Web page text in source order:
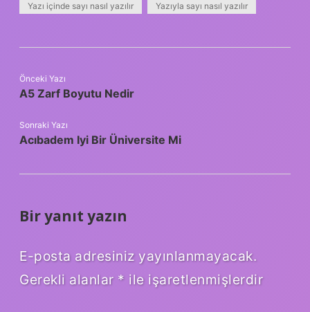
Yazı içinde sayı nasıl yazılır Yazıyla sayı nasıl yazılır
Önceki Yazı
A5 Zarf Boyutu Nedir
Sonraki Yazı
Acıbadem Iyi Bir Üniversite Mi
Bir yanıt yazın
E-posta adresiniz yayınlanmayacak.
Gerekli alanlar * ile işaretlenmişlerdir